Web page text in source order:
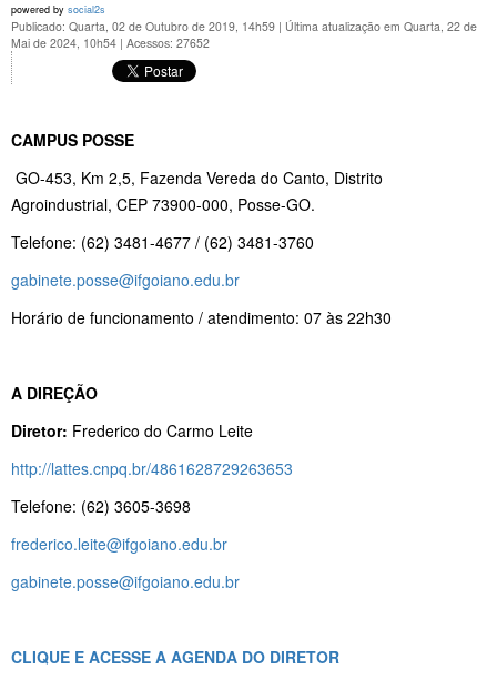
powered by social2s
Publicado: Quarta, 02 de Outubro de 2019, 14h59 | Última atualização em Quarta, 22 de
Mai de 2024, 10h54 | Acessos: 27652
CAMPUS POSSE
GO-453, Km 2,5, Fazenda Vereda do Canto, Distrito
Agroindustrial, CEP 73900-000, Posse-GO.
Telefone: (62) 3481-4677 / (62) 3481-3760
gabinete.posse@ifgoiano.edu.br
Horário de funcionamento / atendimento: 07 às 22h30
A DIREÇÃO
Diretor: Frederico do Carmo Leite
http://lattes.cnpq.br/4861628729263653
Telefone: (62) 3605-3698
frederico.leite@ifgoiano.edu.br
gabinete.posse@ifgoiano.edu.br
CLIQUE E ACESSE A AGENDA DO DIRETOR